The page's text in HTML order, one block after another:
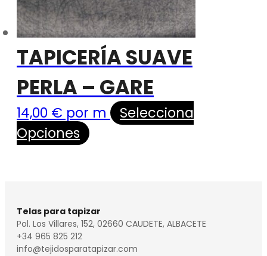
TAPICERÍA SUAVE
PERLA – GARE
14,00 € por m
Selecciona
Opciones
Telas para tapizar
Pol. Los Villares, 152, 02660 CAUDETE, ALBACETE
+34 965 825 212
info@tejidosparatapizar.com